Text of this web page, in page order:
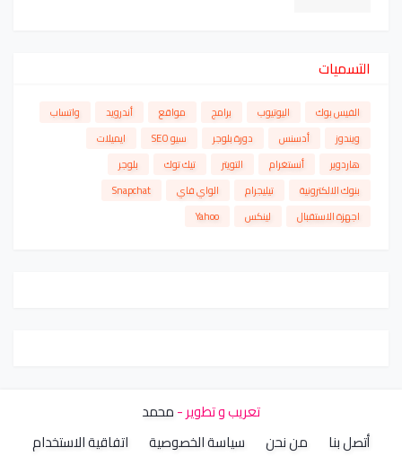
التسميات
الفيس بوك اليوتيوب برامج مواقع أندرويد
واتساب
ويندوز
أدسنس دورة بلوجر سيو SEO
ايميلات
هاردوير
أنستغرام التويتر تيك توك
بلوجر
بنوك الالكترونية
تيليجرام الواي فاي
Snapchat
اجهزة الاستقبال
لينكس Yahoo
تعريب و تطوير -محمد
أتصل بنا
من نحن سياسة الخصوصية
اتفاقية الاستخدام